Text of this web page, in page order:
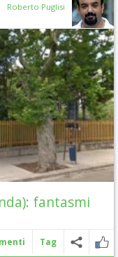
Roberto Puglisi
fantasmi
Tag